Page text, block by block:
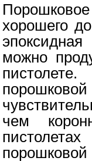
хорошего
можно
чем
порошковой